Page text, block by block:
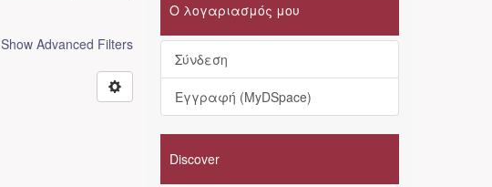
Show Advanced Filters
Ο λογαριασμός μου
Σύνδεση
Εγγραφή (MyDSpace)
Discover